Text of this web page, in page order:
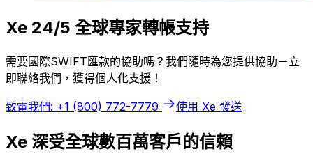
Xe 24/5 全球專家轉帳支持
需要國際SWIFT匯款的協助嗎？我們隨時為您提供協助－立
即聯絡我們，獲得個人化支援！
致電我們: +1 (800) 772-7779 使用 Xe 發送
Xe 深受全球數百萬客戶的信賴